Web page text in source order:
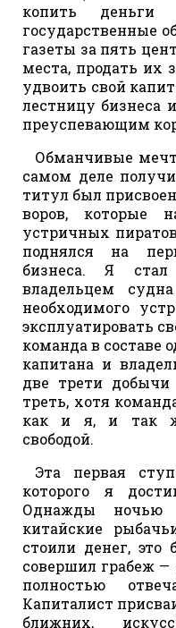
копить
государственные
газеты за пять
места, продать их
удвоить свой
лестницу бизнеса
преуспевающим
Обманчивые
самом деле
титул был
воров, которые
устричных
поднялся на
бизнеса. Я
владельцем
необходимого
эксплуатировать
команда в составе
капитана и
две трети
треть, хотя
как и я, и так
свободой.
Эта первая
которого я
Однажды ночью
китайские
стоили денег,
совершил грабеж —
полностью
Капиталист
ближних,